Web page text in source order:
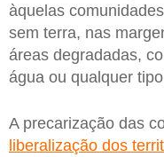
àquelas
sem terra, nas
áreas degradadas,
água ou qualquer
A precarização das
liberalização dos